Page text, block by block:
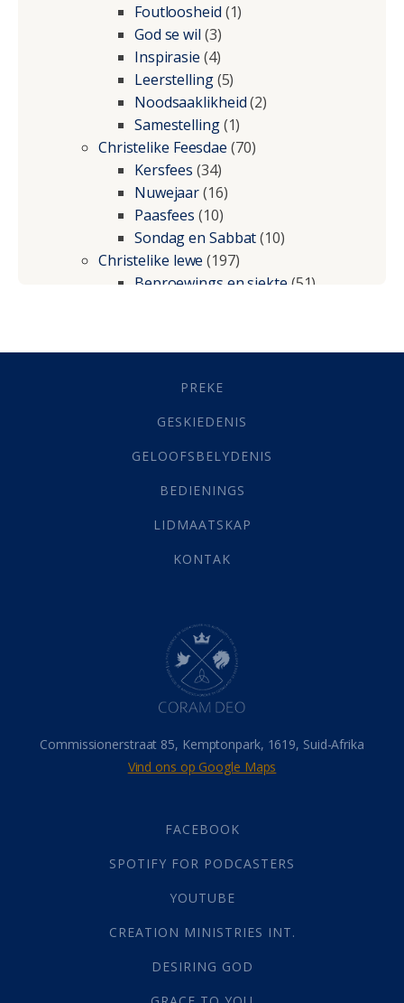
Foutloosheid (1)
God se wil (3)
Inspirasie (4)
Leerstelling(5)
Noodsaaklikheid(2)
Samestelling(1)
Christelike Feesdae (70)
Kersfees (34)
Nuwejaar(16)
Paasfees (10)
Sondag en Sabbat(10)
Christelike lewe (197)
Beproewings en siekte(51)
Geestelike Groei(10)
(21)
Grys Areas(4)
Lewensdoel(3)
Selfondersoek(1)
Werk(22)
(142)
Hemel (31)
Israel (14)
Millennium(1)
Oordeelsdag(19)
Verheerlikte liggaam
Wederkoms
(27)
Gebed(87)
Die Onse Vader(12)
God(392)
Afgode(23)
Almag(1)
Alomteenwoordig
PREKE
GESKIEDENIS
GELOOFSBELYDENIS
BEDIENINGS
LIDMAATSKAP
KONTAK
Commissionerstraat 85, Kemptonpark, 1619, Suid-Afrika
Vind ons op Google Maps
FACEBOOK
SPOTIFY FOR PODCASTERS
YOUTUBE
CREATION MINISTRIES INT.
DESIRING GOD